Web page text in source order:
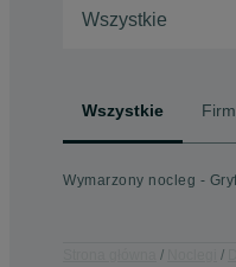
Wszystkie
Wszystkie
Wymarzony nocleg -